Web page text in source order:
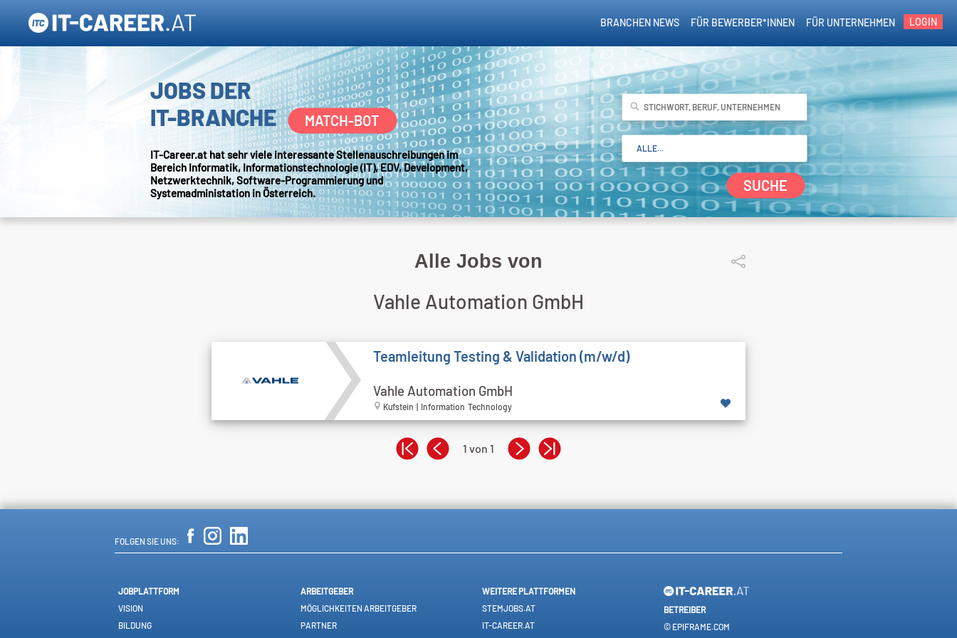
LOGIN
FÜR UNTERNEHMEN
FÜR BEWERBER*INNEN
BRANCHEN NEWS
JOBS DER
IT-BRANCHE
MATCH-BOT
IT-Career.at hat sehr viele interessante Stellenauschreibungen im
Bereich Informatik, Informationstechnologie (IT), EDV, Development,
Netzwerktechnik, Software-Programmierung und
Systemadministation in Österreich.
SUCHE
Alle Jobs von
Vahle Automation GmbH
Teamleitung Testing & Validation (m/w/d)
Vahle Automation GmbH
Kufstein | Information Technology
1 von 1
FOLGEN SIE UNS:
JOBPLATTFORM
VISION
BILDUNG
ARBEITGEBER
MÖGLICHKEITEN ARBEITGEBER
PARTNER
WEITERE PLATTFORMEN
STEMJOBS.AT
IT-CAREER.AT
BETREIBER
© EPIFRAME.COM